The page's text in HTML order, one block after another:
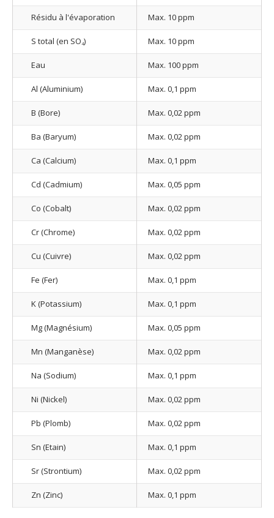
Résidu à l'évaporation Max. 10 ppm
S total (en SO4) Max. 10 ppm
Eau Max. 100 ppm
Al (Aluminium) Max. 0,1 ppm
B (Bore) Max. 0,02 ppm
Ba (Baryum) Max. 0,02 ppm
Ca (Calcium) Max. 0,1 ppm
Cd (Cadmium) Max. 0,05 ppm
Co (Cobalt) Max. 0,02 ppm
Cr (Chrome) Max. 0,02 ppm
Cu (Cuivre) Max. 0,02 ppm
Fe (Fer) Max. 0,1 ppm
K (Potassium) Max. 0,1 ppm
Mg (Magnésium) Max. 0,05 ppm
Mn (Manganèse) Max. 0,02 ppm
Na (Sodium) Max. 0,1 ppm
Ni (Nickel) Max. 0,02 ppm
Pb (Plomb) Max. 0,02 ppm
Sn (Etain) Max. 0,1 ppm
Sr (Strontium) Max. 0,02 ppm
Zn (Zinc) Max. 0,1 ppm